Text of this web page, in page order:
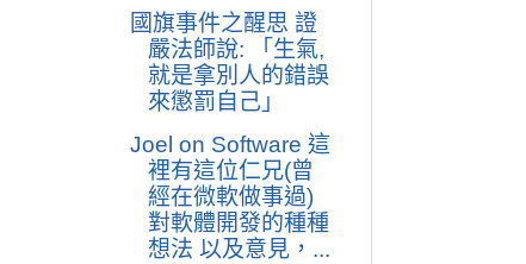
國旗事件之醒思 證
嚴法師說: 「生氣,
就是拿別人的錯誤
來懲罰自己」
Joel on Software 這
裡有這位仁兄(曾
經在微軟做事過)
對軟體開發的種種
想法 以及意見，...